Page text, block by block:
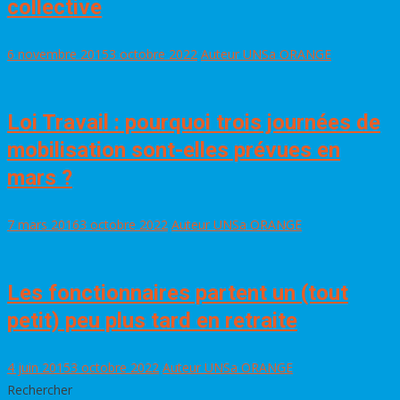
collective
6 novembre 20153 octobre 2022 Auteur UNSa ORANGE
Loi Travail : pourquoi trois journées de
mobilisation sont-elles prévues en
mars ?
7 mars 20163 octobre 2022 Auteur UNSa ORANGE
Les fonctionnaires partent un (tout
petit) peu plus tard en retraite
4 juin 20153 octobre 2022 Auteur UNSa ORANGE
Rechercher